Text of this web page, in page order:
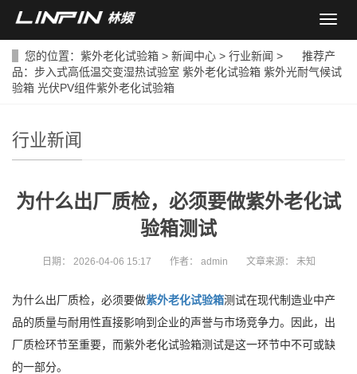
导
菜
单
您的位置： 紫外老化试验箱 > 新闻中心 > 行业新闻 > 推荐产
品： 步入式高低温交变湿热试验室 紫外老化试验箱 紫外光耐气候试
验箱 光伏PV组件紫外老化试验箱
行业新闻
为什么出厂质检，必须要做紫外老化试
验箱测试
日期： 2026-04-06 15:17 作者： admin 文章来源： 未知
为什么出厂质检，必须要做紫外老化试验箱测试在现代制造业中产
品的质量与耐用性直接影响到企业的声誉与市场竞争力。因此，出
厂质检环节至重要，而紫外老化试验箱测试是这一环节中不可或缺
的一部分。